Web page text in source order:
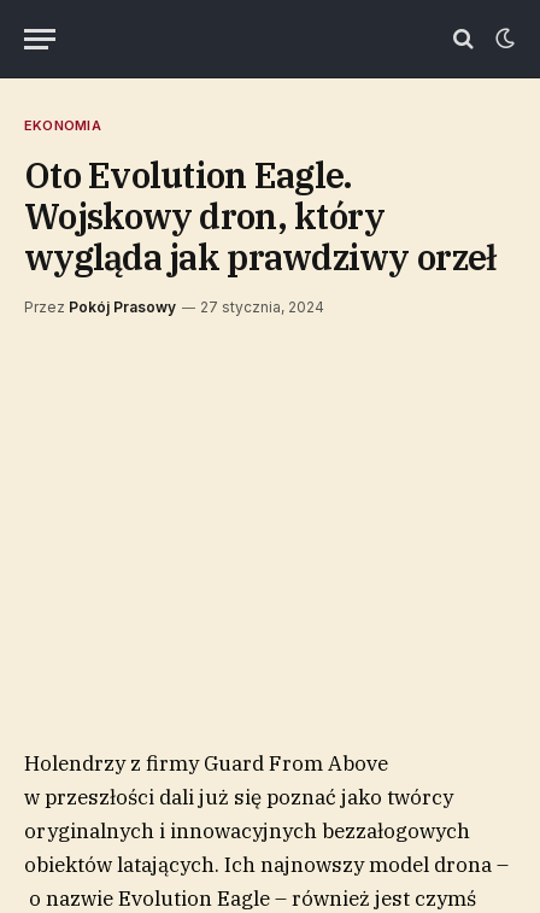
EKONOMIA
Oto Evolution Eagle.
Wojskowy dron, który
wygląda jak prawdziwy orzeł
Przez Pokój Prasowy 27 stycznia, 2024
Holendrzy z firmy Guard From Above
w przeszłości dali już się poznać jako twórcy
oryginalnych i innowacyjnych bezzałogowych
obiektów latających. Ich najnowszy model drona –
o nazwie Evolution Eagle – również jest czymś